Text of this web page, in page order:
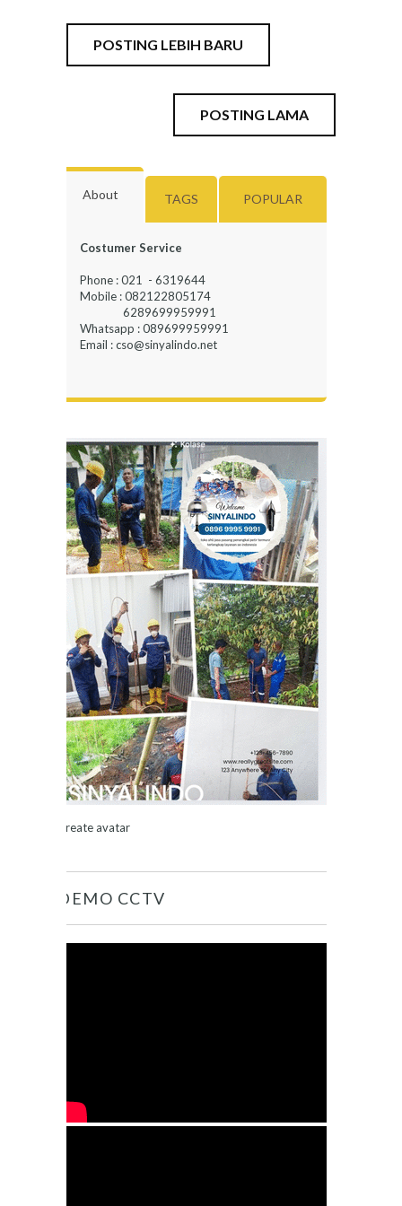
POSTING LEBIH BARU
POSTING LAMA
About TAGS POPULAR
Costumer Service
Phone : 021 - 6319644
Mobile : 082122805174
6289699959991
Whatsapp : 089699959991
Email : cso@sinyalindo.net
Create avatar
DEMO CCTV